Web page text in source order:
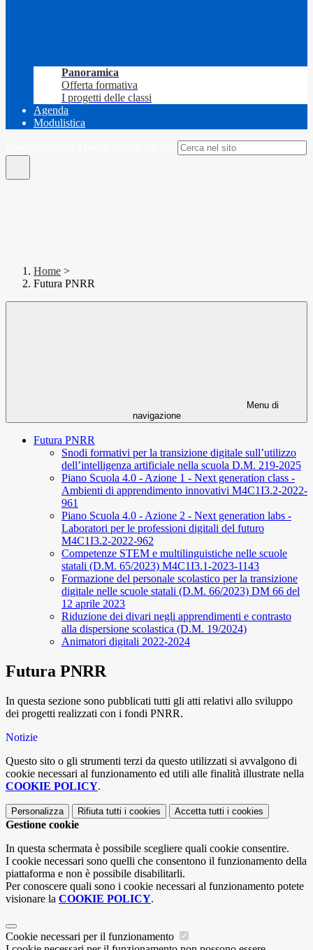
Panoramica
Offerta formativa
I progetti delle classi
Agenda
Modulistica
Home >
Futura PNRR
Menu di
navigazione
Futura PNRR
Snodi formativi per la transizione digitale sull’utilizzo
dell’intelligenza artificiale nella scuola D.M. 219-2025
Piano Scuola 4.0 - Azione 1 - Next generation class -
Ambienti di apprendimento innovativi M4C1I3.2-2022-
961
Piano Scuola 4.0 - Azione 2 - Next generation labs -
Laboratori per le professioni digitali del futuro
M4C1I3.2-2022-962
Competenze STEM e multilinguistiche nelle scuole
statali (D.M. 65/2023) M4C1I3.1-2023-1143
Formazione del personale scolastico per la transizione
digitale nelle scuole statali (D.M. 66/2023) DM 66 del
12 aprile 2023
Riduzione dei divari negli apprendimenti e contrasto
alla dispersione scolastica (D.M. 19/2024)
Animatori digitali 2022-2024
Futura PNRR
In questa sezione sono pubblicati tutti gli atti relativi allo sviluppo
dei progetti realizzati con i fondi PNRR.
Notizie
Questo sito o gli strumenti terzi da questo utilizzati si avvalgono di
cookie necessari al funzionamento ed utili alle finalità illustrate nella
COOKIE POLICY.
Personalizza Rifiuta tutti i cookies Accetta tutti i cookies
Gestione cookie
In questa schermata è possibile scegliere quali cookie consentire.
I cookie necessari sono quelli che consentono il funzionamento della
piattaforma e non è possibile disabilitarli.
Per conoscere quali sono i cookie necessari al funzionamento potete
visionare la COOKIE POLICY.
Cookie necessari per il funzionamento